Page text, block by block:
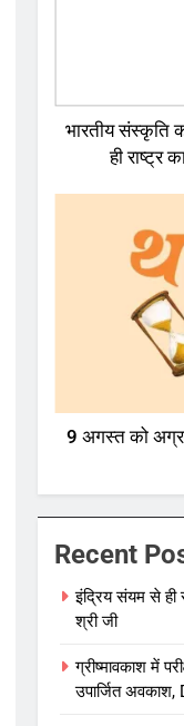
भारतीय संस्कृति
ही राष्ट्र
9 अगस्त को
Recent
इंद्रिय संयम से ही
श्री जी
ग्रीष्मावकाश में
उपार्जित